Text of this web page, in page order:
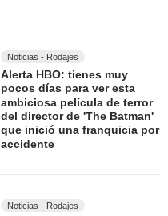
Noticias - Rodajes
Alerta HBO: tienes muy
pocos días para ver esta
ambiciosa película de terror
del director de 'The Batman'
que inició una franquicia por
accidente
Noticias - Rodajes